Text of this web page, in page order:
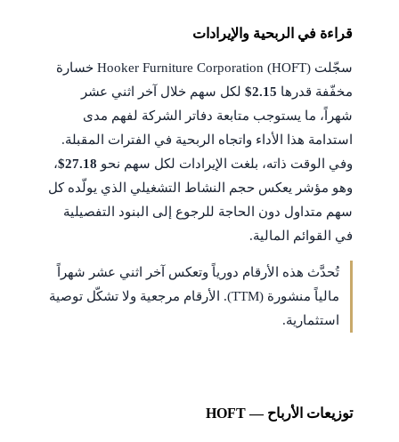
قراءة في الربحية والإيرادات
سجّلت Hooker Furniture Corporation (HOFT) خسارة
مخفّفة قدرها $2.15لكل سهم خلال آخر اثني عشر
شهراً، ما يستوجب متابعة دفاتر الشركة لفهم مدى
استدامة هذا الأداء واتجاه الربحية في الفترات المقبلة.
وفي الوقت ذاته، بلغت الإيرادات لكل سهم نحو $27.18،
وهو مؤشر يعكس حجم النشاط التشغيلي الذي يولّده كل
سهم متداول دون الحاجة للرجوع إلى البنود التفصيلية
في القوائم المالية.
تُحدَّث هذه الأرقام دورياً وتعكس آخر اثني عشر شهراً
مالياً منشورة (TTM). الأرقام مرجعية ولا تشكّل توصية
استثمارية.
توزيعات الأرباح — HOFT